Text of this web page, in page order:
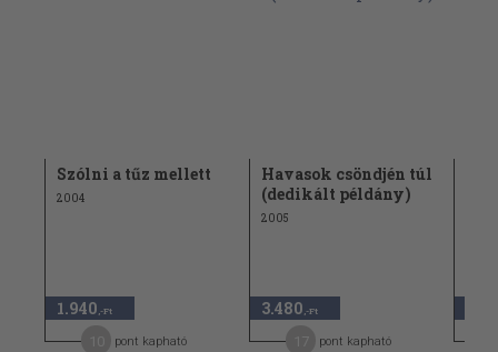
Szólni a tűz mellett
2004
1.940 ,-Ft
pont kapható
Havasok csöndjén túl
(dedikált példány)
2005
3.480 ,-Ft
pont kapható